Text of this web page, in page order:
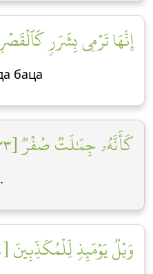
إِنَّهَا تَرۡمِي بِشَرَرٖ كَٱلۡقَصۡرِ
баца
كَأَنَّهُۥ جِمَٰلَتٞ صُفۡرٞ [٣٣]
وَيۡلٞ يَوۡمَئِذٖ لِّلۡمُكَذِّبِينَ [٣٤]